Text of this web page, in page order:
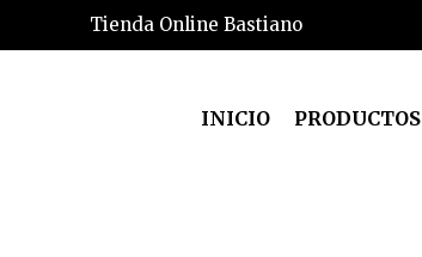
Tienda Online Bastiano
INICIO PRODUCTOS